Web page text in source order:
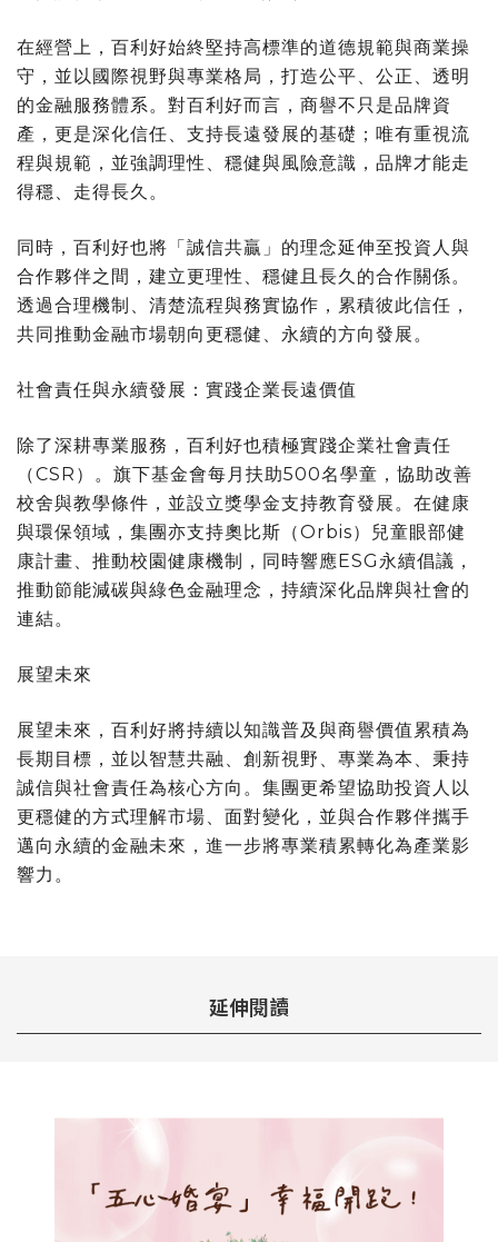
在經營上，百利好始終堅持高標準的道德規範與商業操
守，並以國際視野與專業格局，打造公平、公正、透明
的金融服務體系。對百利好而言，商譽不只是品牌資
產，更是深化信任、支持長遠發展的基礎；唯有重視流
程與規範，並強調理性、穩健與風險意識，品牌才能走
得穩、走得長久。
同時，百利好也將「誠信共贏」的理念延伸至投資人與
合作夥伴之間，建立更理性、穩健且長久的合作關係。
透過合理機制、清楚流程與務實協作，累積彼此信任，
共同推動金融市場朝向更穩健、永續的方向發展。
社會責任與永續發展：實踐企業長遠價值
除了深耕專業服務，百利好也積極實踐企業社會責任
（CSR）。旗下基金會每月扶助500名學童，協助改善
校舍與教學條件，並設立獎學金支持教育發展。在健康
與環保領域，集團亦支持奧比斯（Orbis）兒童眼部健
康計畫、推動校園健康機制，同時響應ESG永續倡議，
推動節能減碳與綠色金融理念，持續深化品牌與社會的
連結。
展望未來
展望未來，百利好將持續以知識普及與商譽價值累積為
長期目標，並以智慧共融、創新視野、專業為本、秉持
誠信與社會責任為核心方向。集團更希望協助投資人以
更穩健的方式理解市場、面對變化，並與合作夥伴攜手
邁向永續的金融未來，進一步將專業積累轉化為產業影
響力。
延伸閱讀